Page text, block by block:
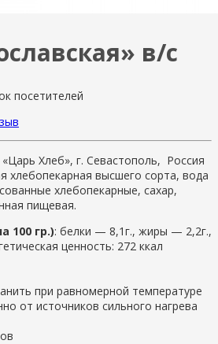
в/с
посетителей
Хлеб», г. Севастополь, Россия
хлебопекарная высшего сорта, вода
хлебопекарные, сахар,
пищевая.
100 гр.): белки — 8,1г., жиры — 2,2г.,
ценность: 272 ккал
при равномерной температуре
от источников сильного нагрева